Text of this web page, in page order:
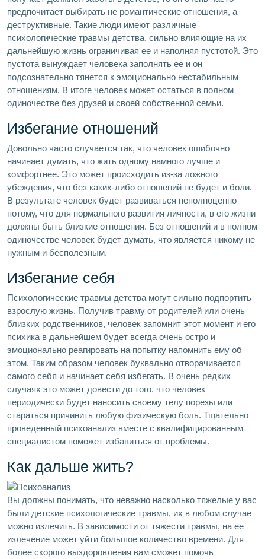
предпочитает выбирать не романтические отношения, а
деструктивные. Такие люди имеют различные
психологические травмы детства, сильно влияющие на их
дальнейшую жизнь ограничивая ее и наполняя пустотой. Это
пустота вынуждает человека заполнять ее и он
подсознательно тянется к эмоционально нестабильным
отношениям. В итоге человек может остаться в полном
одиночестве без друзей и своей собственной семьи.
Избегание отношений
Довольно часто случается так, что человек ошибочно
начинает думать, что жить одному намного лучше и
комфортнее. Это может происходить из-за ложного
убеждения, что без каких-либо отношений не будет и боли.
В результате человек будет развиваться неполноценно
потому, что для нормального развития личности, в его жизни
должны быть близкие отношения. Без отношений и в полном
одиночестве человек будет думать, что является никому не
нужным и бесполезным.
Избегание себя
Психологические травмы детства могут сильно подпортить
взрослую жизнь. Получив травму от родителей или очень
близких родственников, человек запомнит этот момент и его
психика в дальнейшем будет всегда очень остро и
эмоционально реагировать на попытку напомнить ему об
этом. Таким образом человек буквально отворачивается
самого себя и начинает себя избегать. В очень редких
случаях это может довести до того, что человек
периодически будет наносить своему телу порезы или
стараться причинить любую физическую боль. Тщательно
проведенный психоанализ вместе с квалифицированным
специалистом поможет избавиться от проблемы.
Как дальше жить?
Вы должны понимать, что неважно насколько тяжелые у вас
были детские психологические травмы, их в любом случае
можно излечить. В зависимости от тяжести травмы, на ее
излечение может уйти большое количество времени. Для
более скорого выздоровления вам сможет помочь